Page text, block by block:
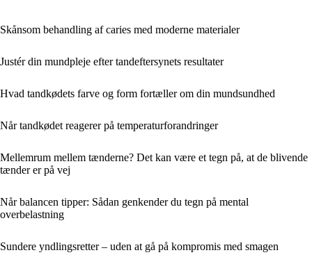
Skånsom behandling af caries med moderne materialer
Justér din mundpleje efter tandeftersynets resultater
Hvad tandkødets farve og form fortæller om din mundsundhed
Når tandkødet reagerer på temperaturforandringer
Mellemrum mellem tænderne? Det kan være et tegn på, at de blivende
tænder er på vej
Når balancen tipper: Sådan genkender du tegn på mental
overbelastning
Sundere yndlingsretter – uden at gå på kompromis med smagen